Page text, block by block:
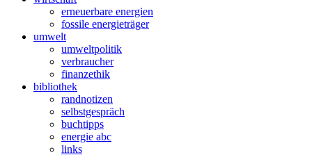
erneuerbare energien
fossile energieträger
umwelt
umweltpolitik
verbraucher
finanzethik
bibliothek
randnotizen
selbstgespräch
buchtipps
energie abc
links